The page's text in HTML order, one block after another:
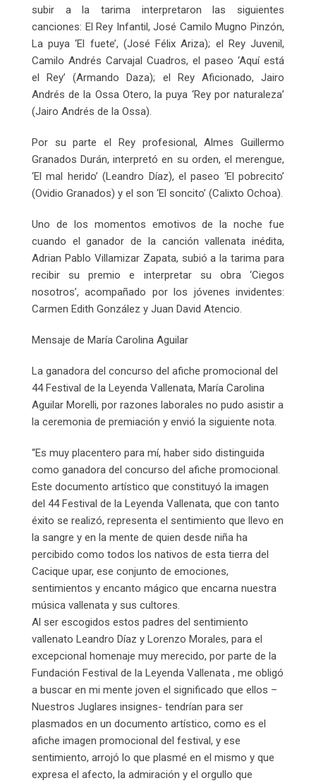
subir a la tarima interpretaron las siguientes
canciones: El Rey Infantil, José Camilo Mugno Pinzón,
La puya ‘El fuete’, (José Félix Ariza); el Rey Juvenil,
Camilo Andrés Carvajal Cuadros, el paseo ‘Aquí está
el Rey’ (Armando Daza); el Rey Aficionado, Jairo
Andrés de la Ossa Otero, la puya ‘Rey por naturaleza’
(Jairo Andrés de la Ossa).
Por su parte el Rey profesional, Almes Guillermo
Granados Durán, interpretó en su orden, el merengue,
‘El mal herido’ (Leandro Díaz), el paseo ‘El pobrecito’
(Ovidio Granados) y el son ‘El soncito’ (Calixto Ochoa).
Uno de los momentos emotivos de la noche fue
cuando el ganador de la canción vallenata inédita,
Adrian Pablo Villamizar Zapata, subió a la tarima para
recibir su premio e interpretar su obra ‘Ciegos
nosotros’, acompañado por los jóvenes invidentes:
Carmen Edith González y Juan David Atencio.
Mensaje de María Carolina Aguilar
La ganadora del concurso del afiche promocional del
44 Festival de la Leyenda Vallenata, María Carolina
Aguilar Morelli, por razones laborales no pudo asistir a
la ceremonia de premiación y envió la siguiente nota.
“Es muy placentero para mí, haber sido distinguida
como ganadora del concurso del afiche promocional.
Este documento artístico que constituyó la imagen
del 44 Festival de la Leyenda Vallenata, que con tanto
éxito se realizó, representa el sentimiento que llevo en
la sangre y en la mente de quien desde niña ha
percibido como todos los nativos de esta tierra del
Cacique upar, ese conjunto de emociones,
sentimientos y encanto mágico que encarna nuestra
música vallenata y sus cultores.
Al ser escogidos estos padres del sentimiento
vallenato Leandro Díaz y Lorenzo Morales, para el
excepcional homenaje muy merecido, por parte de la
Fundación Festival de la Leyenda Vallenata , me obligó
a buscar en mi mente joven el significado que ellos –
Nuestros Juglares insignes- tendrían para ser
plasmados en un documento artístico, como es el
afiche imagen promocional del festival, y ese
sentimiento, arrojó lo que plasmé en el mismo y que
expresa el afecto, la admiración y el orgullo que